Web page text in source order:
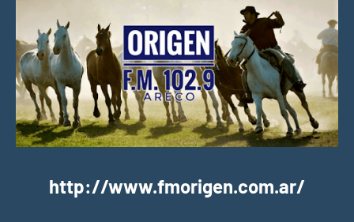
http://www.fmorigen.com.ar/